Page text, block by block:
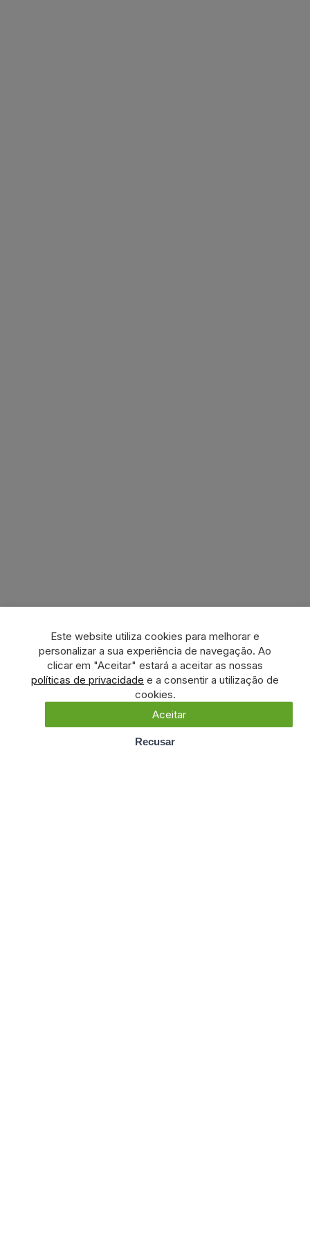
Este website utiliza cookies para melhorar e
personalizar a sua experiência de navegação. Ao
clicar em "Aceitar" estará a aceitar as nossas
políticas de privacidade e a consentir a utilização de
cookies.
Aceitar
Recusar